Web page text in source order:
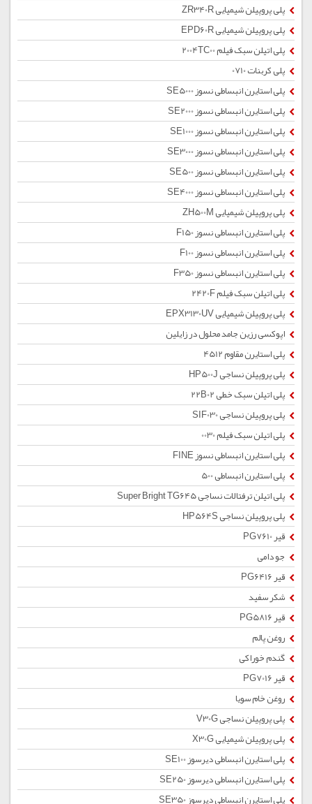
پلی پروپیلن شیمیایی ZR340R
پلی پروپیلن شیمیایی EPD60R
پلی اتیلن سبک فیلم 2004TC00
پلی کربنات 0710
پلی استایرن انبساطی نسوز SE5000
پلی استایرن انبساطی نسوز SE2000
پلی استایرن انبساطی نسوز SE1000
پلی استایرن انبساطی نسوز SE3000
پلی استایرن انبساطی نسوز SE500
پلی استایرن انبساطی نسوز SE4000
پلی پروپیلن شیمیایی ZH500M
پلی استایرن انبساطی نسوز F150
پلی استایرن انبساطی نسوز F100
پلی استایرن انبساطی نسوز F350
پلی اتیلن سبک فیلم 2420F
پلی پروپیلن شیمیایی EPX3130UV
اپوکسی رزین جامد محلول در زایلین
پلی استایرن مقاوم 4512
پلی پروپیلن نساجی HP500J
پلی اتیلن سبک خطی 22B02
پلی پروپیلن نساجی SIF030
پلی اتیلن سبک فیلم 0030
پلی استایرن انبساطی نسوز FINE
پلی استایرن انبساطی 500
پلی اتیلن ترفتالات نساجی Super Bright TG645
پلی پروپیلن نساجی HP564S
قیر PG7610
جو دامی
قیر PG6416
شکر سفید
قیر PG5816
روغن پالم
گندم خوراکی
قیر PG7016
روغن خام سویا
پلی پروپیلن نساجی V30G
پلی پروپیلن شیمیایی X30G
پلی استایرن انبساطی دیرسوز SE100
پلی استایرن انبساطی دیرسوز SE250
پلی استایرن انبساطی دیرسوز SE350